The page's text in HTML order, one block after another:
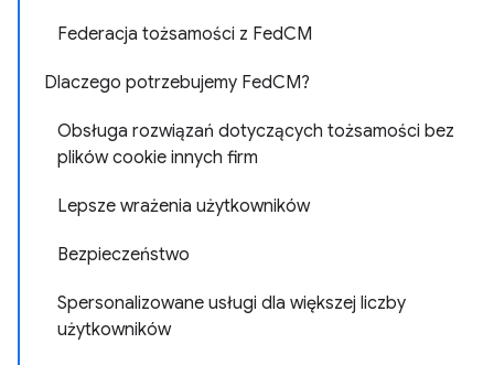
Federacja tożsamości z FedCM
Dlaczego potrzebujemy FedCM?
Obsługa rozwiązań dotyczących tożsamości bez
plików cookie innych firm
Lepsze wrażenia użytkowników
Bezpieczeństwo
Spersonalizowane usługi dla większej liczby
użytkowników